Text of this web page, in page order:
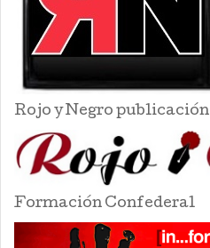
Rojo y Negro publicación
Formación Confederal